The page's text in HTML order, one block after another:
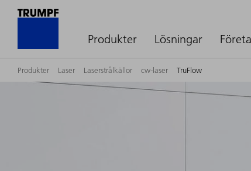
Produkter Lösningar
Produkter Laser Laserstrålkällor cw-laser TruFlow